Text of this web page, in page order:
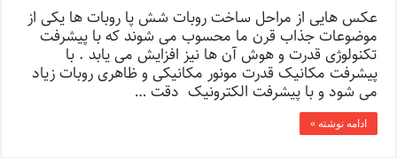
عکس هایی از مراحل ساخت روبات شش پا روبات ها یکی از
موضوعات جذاب قرن ما محسوب می شوند که با پیشرفت
تکنولوژی قدرت و هوش آن ها نیز افزایش می یابد . با
پیشرفت مکانیک قدرت مونور مکانیکی و ظاهری روبات زیاد
می شود و با پیشرفت الکترونیک دقت …
ادامه نوشته »